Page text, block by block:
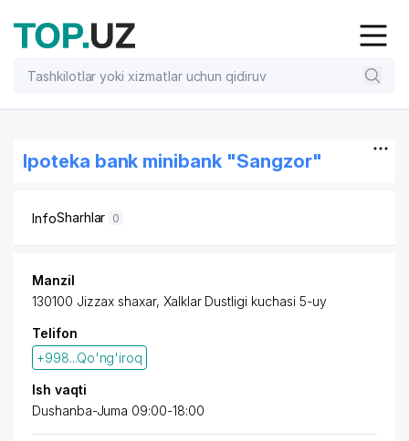
Ipoteka bank minibank "Sangzor"
InfoSharhlar 0
Manzil
130100 Jizzax shaxar, Xalklar Dustligi kuchasi 5-uy
Telifon
+998...Qo'ng'iroq
Ish vaqti
Dushanba-Juma 09:00-18:00